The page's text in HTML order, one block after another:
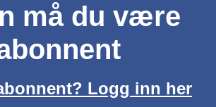
må du være
Logg inn her